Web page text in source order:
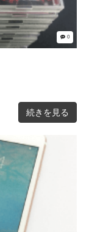
0
続きを見る